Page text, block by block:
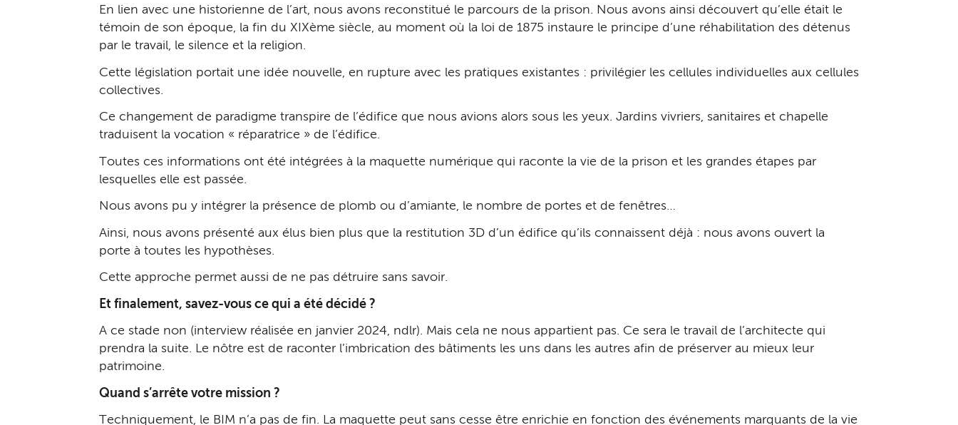
En lien avec une historienne de l’art, nous avons reconstitué le parcours de la prison. Nous avons ainsi découvert qu’elle était le
témoin de son époque, la fin du XIXème siècle, au moment où la loi de 1875 instaure le principe d’une réhabilitation des détenus
par le travail, le silence et la religion.
Cette législation portait une idée nouvelle, en rupture avec les pratiques existantes : privilégier les cellules individuelles aux cellules
collectives.
Ce changement de paradigme transpire de l’édifice que nous avions alors sous les yeux. Jardins vivriers, sanitaires et chapelle
traduisent la vocation « réparatrice » de l’édifice.
Toutes ces informations ont été intégrées à la maquette numérique qui raconte la vie de la prison et les grandes étapes par
lesquelles elle est passée.
Nous avons pu y intégrer la présence de plomb ou d’amiante, le nombre de portes et de fenêtres…
Ainsi, nous avons présenté aux élus bien plus que la restitution 3D d’un édifice qu’ils connaissent déjà : nous avons ouvert la
porte à toutes les hypothèses.
Cette approche permet aussi de ne pas détruire sans savoir.
Et finalement, savez-vous ce qui a été décidé ?
A ce stade non (interview réalisée en janvier 2024, ndlr). Mais cela ne nous appartient pas. Ce sera le travail de l’architecte qui
prendra la suite. Le nôtre est de raconter l’imbrication des bâtiments les uns dans les autres afin de préserver au mieux leur
patrimoine.
Quand s’arrête votre mission ?
Techniquement, le BIM n’a pas de fin. La maquette peut sans cesse être enrichie en fonction des événements marquants de la vie